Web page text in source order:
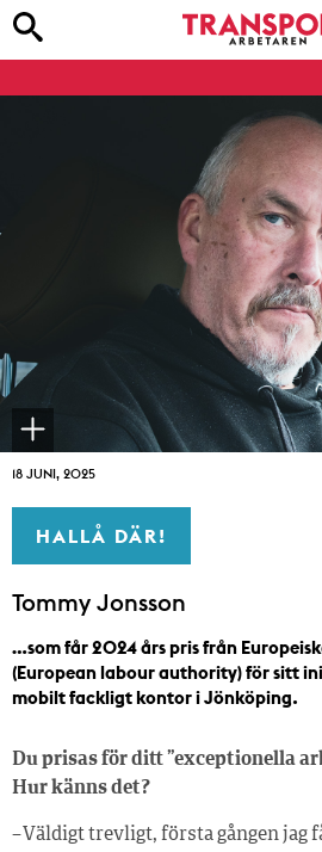
18 JUNI, 2025
HALLÅ DÄR!
Tommy Jonsson
…som får 2024 års pris från
(European labour authority) för sitt
mobilt fackligt kontor i Jönköping.
Du prisas för ditt ”exceptionella
Hur känns det?
– Väldigt trevligt, första gången jag